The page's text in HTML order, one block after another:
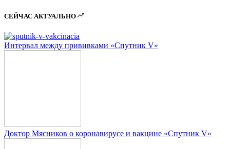
СЕЙЧАС АКТУАЛЬНО
Интервал между прививками «Спутник V»
Доктор Мясников о коронавирусе и вакцине «Спутник V»